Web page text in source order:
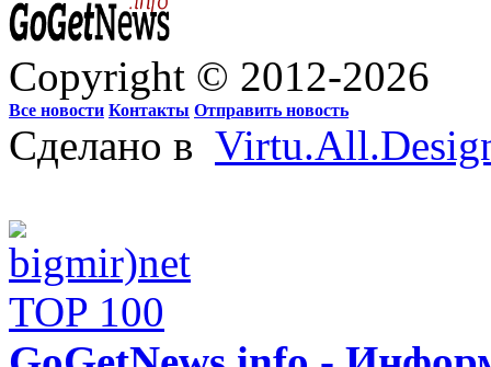
Copyright © 2012-2026
Все новости Контакты Отправить новость
Сделано в